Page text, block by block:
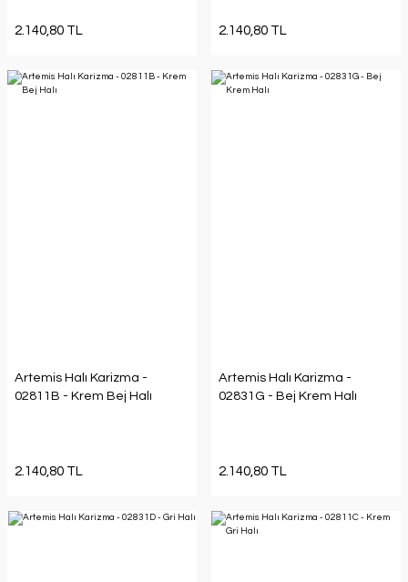
2.140,80 TL 2.140,80 TL
Artemis Halı Karizma -
02811B - Krem Bej Halı
2.140,80 TL
Artemis Halı Karizma -
02831G - Bej Krem Halı
2.140,80 TL